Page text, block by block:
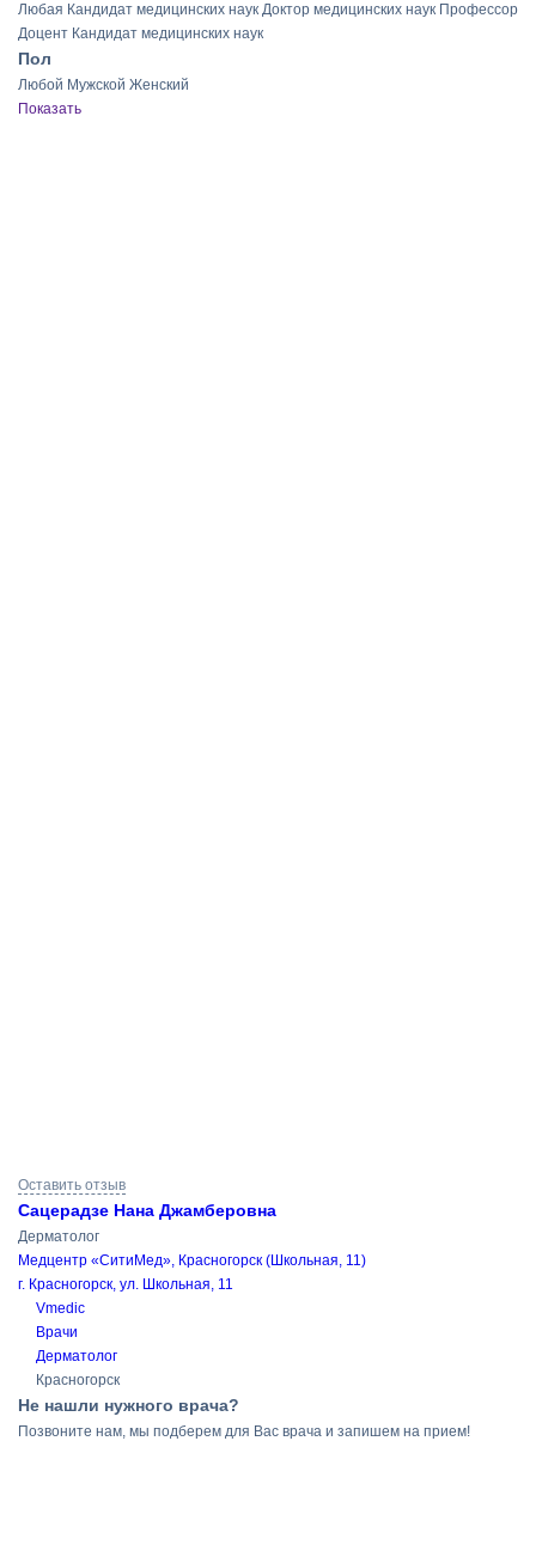
Любая Кандидат медицинских наук Доктор медицинских наук Профессор
Доцент Кандидат медицинских наук
Пол
Любой Мужской Женский
Показать
поиска
Оставить отзыв
Сацерадзе Нана Джамберовна
Дерматолог
Медцентр «СитиМед», Красногорск (Школьная, 11)
г. Красногорск, ул. Школьная, 11
Vmedic
Врачи
Дерматолог
Красногорск
Не нашли нужного врача?
Позвоните нам, мы подберем для Вас врача и запишем на прием!